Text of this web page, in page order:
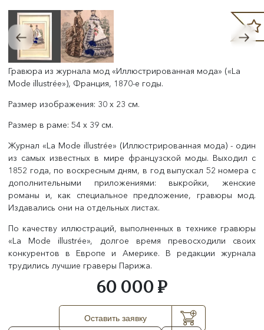
Гравюра из журнала мод «Иллюстрированная мода» («La
Mode illustrée»), Франция, 1870-е годы.
Размер изображения: 30 х 23 см.
Размер в раме: 54 х 39 см.
Журнал «La Mode illustrée» (Иллюстрированная мода) - один
из самых известных в мире французской моды. Выходил с
1852 года, по воскресным дням, в год выпускал 52 номера с
дополнительными приложениями: выкройки, женские
романы и, как специальное предложение, гравюры мод.
Издавались они на отдельных листах.
По качеству иллюстраций, выполненных в технике гравюры
«La Mode illustrée», долгое время превосходили своих
конкурентов в Европе и Америке. В редакции журнала
трудились лучшие граверы Парижа.
60 000 ₽
Оставить заявку